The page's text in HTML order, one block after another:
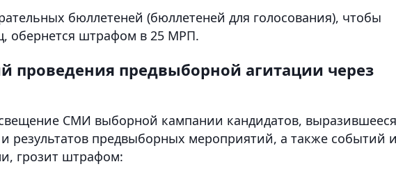
бюллетеней (бюллетеней для голосования), чтобы
обернется штрафом в 25 МРП.
проведения предвыборной агитации через
СМИ выборной кампании кандидатов,
результатов предвыборных мероприятий, а также событий
грозит штрафом: